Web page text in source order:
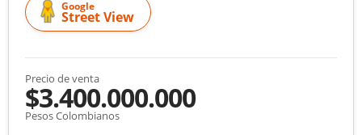
Google
Street View
Precio de venta
$3.400.000.000
Pesos Colombianos